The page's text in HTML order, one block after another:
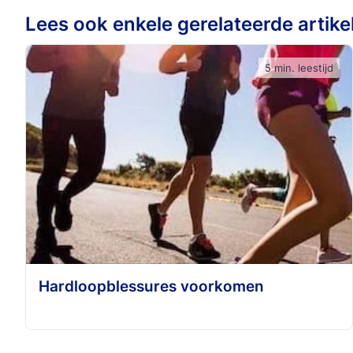
Lees ook enkele gerelateerde
Hardloopblessures voorkomen
5 min. leestijd